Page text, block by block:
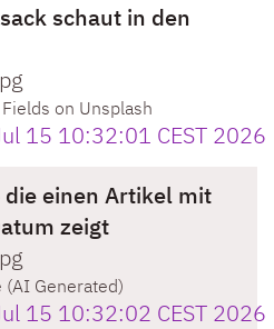
schaut in den
on Unsplash
15 10:32:01 CEST 2026
die einen Artikel mit
zeigt
Generated)
15 10:32:02 CEST 2026